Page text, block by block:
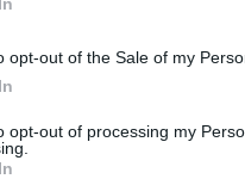
opt-out of the Sale of my
opt-out of processing my
ingresos y
fue
un 29% desde el debut